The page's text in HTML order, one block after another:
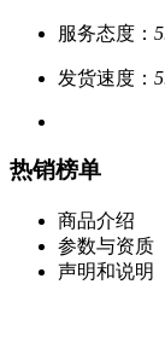
服务态度：
发货速度：
热销榜单
商品介绍
参数与资质
声明和说明